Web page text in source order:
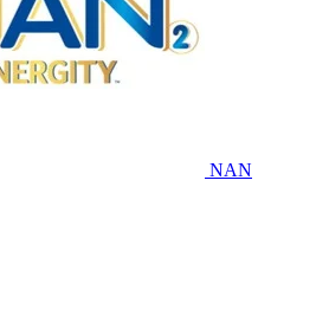
NAN